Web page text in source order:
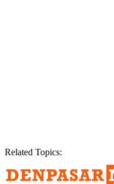
Related Topics: